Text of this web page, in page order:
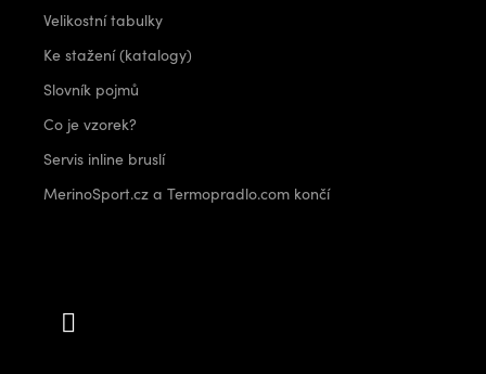
Velikostní tabulky
Ke stažení (katalogy)
Slovník pojmů
Co je vzorek?
Servis inline bruslí
MerinoSport.cz a Termopradlo.com končí